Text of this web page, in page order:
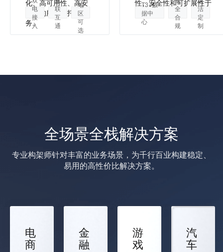
化、高可用性、高安
全性的服务器托管服
务。
电
接
入
联
互
通
地
区
可
选
性、安全性和可扩展性于
一身。
T3+数
据中
心
全
合
规
活
定
制
全场景全栈解决方案
专业构架师针对丰富的业务场景，为千行百业构建稳定、
易用的高性价比解决方案。
电
商
金
融
游
戏
汽
车